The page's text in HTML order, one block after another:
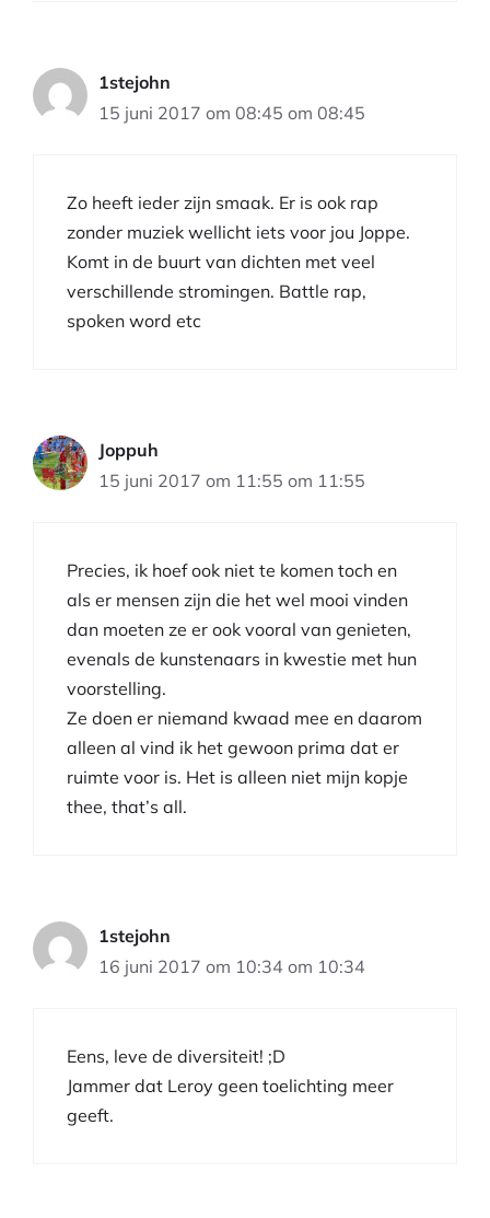
1stejohn
15 juni 2017 om 08:45 om 08:45
Zo heeft ieder zijn smaak. Er is ook rap
zonder muziek wellicht iets voor jou Joppe.
Komt in de buurt van dichten met veel
verschillende stromingen. Battle rap,
spoken word etc
Joppuh
15 juni 2017 om 11:55 om 11:55
Precies, ik hoef ook niet te komen toch en
als er mensen zijn die het wel mooi vinden
dan moeten ze er ook vooral van genieten,
evenals de kunstenaars in kwestie met hun
voorstelling.
Ze doen er niemand kwaad mee en daarom
alleen al vind ik het gewoon prima dat er
ruimte voor is. Het is alleen niet mijn kopje
thee, that’s all.
1stejohn
16 juni 2017 om 10:34 om 10:34
Eens, leve de diversiteit! ;D
Jammer dat Leroy geen toelichting meer
geeft.